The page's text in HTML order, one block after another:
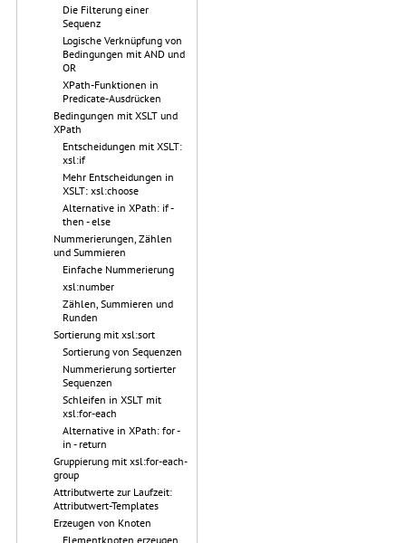
Die Filterung einer
Sequenz
Logische Verknüpfung von
Bedingungen mit AND und
OR
XPath-Funktionen in
Predicate-Ausdrücken
Bedingungen mit XSLT und
XPath
Entscheidungen mit XSLT:
xsl:if
Mehr Entscheidungen in
XSLT: xsl:choose
Alternative in XPath: if -
then - else
Nummerierungen, Zählen
und Summieren
Einfache Nummerierung
xsl:number
Zählen, Summieren und
Runden
Sortierung mit xsl:sort
Sortierung von Sequenzen
Nummerierung sortierter
Sequenzen
Schleifen in XSLT mit
xsl:for-each
Alternative in XPath: for -
in - return
Gruppierung mit xsl:for-each-
group
Attributwerte zur Laufzeit:
Attributwert-Templates
Erzeugen von Knoten
Elementknoten erzeugen